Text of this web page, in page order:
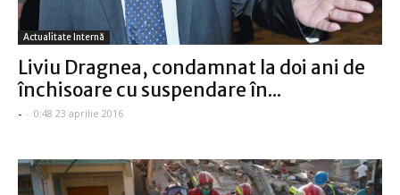
Actualitate Internă
Liviu Dragnea, condamnat la doi ani de
închisoare cu suspendare în...
- - 0:48 23 aprilie 2016